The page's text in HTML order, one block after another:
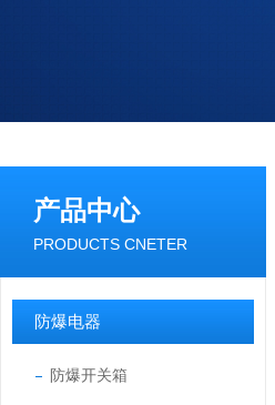
产品中心
PRODUCTS CNETER
防爆电器
防爆开关箱